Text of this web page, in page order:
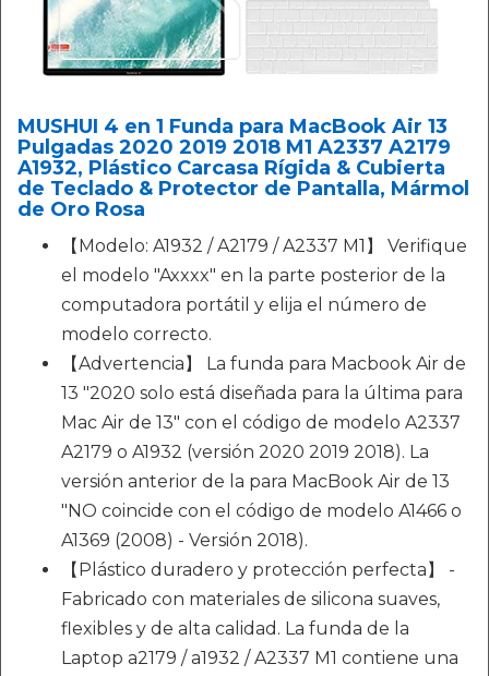
MUSHUI 4 en 1 Funda para MacBook Air 13
Pulgadas 2020 2019 2018 M1 A2337 A2179
A1932, Plástico Carcasa Rígida & Cubierta
de Teclado & Protector de Pantalla, Mármol
de Oro Rosa
【Modelo: A1932 / A2179 / A2337 M1】 Verifique
el modelo "Axxxx" en la parte posterior de la
computadora portátil y elija el número de
modelo correcto.
【Advertencia】 La funda para Macbook Air de
13 "2020 solo está diseñada para la última para
Mac Air de 13" con el código de modelo A2337
A2179 o A1932 (versión 2020 2019 2018). La
versión anterior de la para MacBook Air de 13
"NO coincide con el código de modelo A1466 o
A1369 (2008) - Versión 2018).
【Plástico duradero y protección perfecta】 -
Fabricado con materiales de silicona suaves,
flexibles y de alta calidad. La funda de la
Laptop a2179 / a1932 / A2337 M1 contiene una